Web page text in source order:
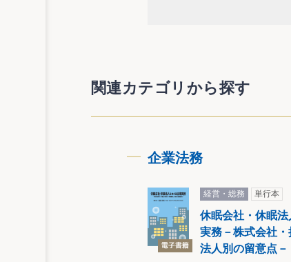
11 採用内定の規定
12 採用選考・決定時の提
13 喫煙者の採用拒否
16 試用期間満了時点での
17 配置転換条項と転勤命
18 出向条項と出向命令権
19 転籍出向の留意点
20 出向先が行う労働条件
関連カテゴリから探す
企業法務
経営・総務 単行本
休眠会社・休眠
実務－株式会社
法人別の留意点－